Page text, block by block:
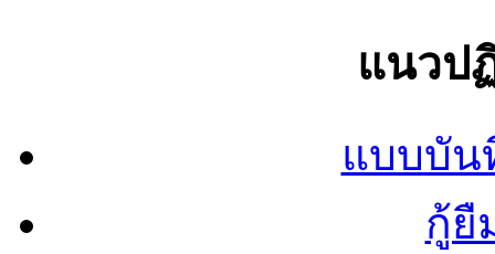
แนวป
แบบบัน
กู้ยื